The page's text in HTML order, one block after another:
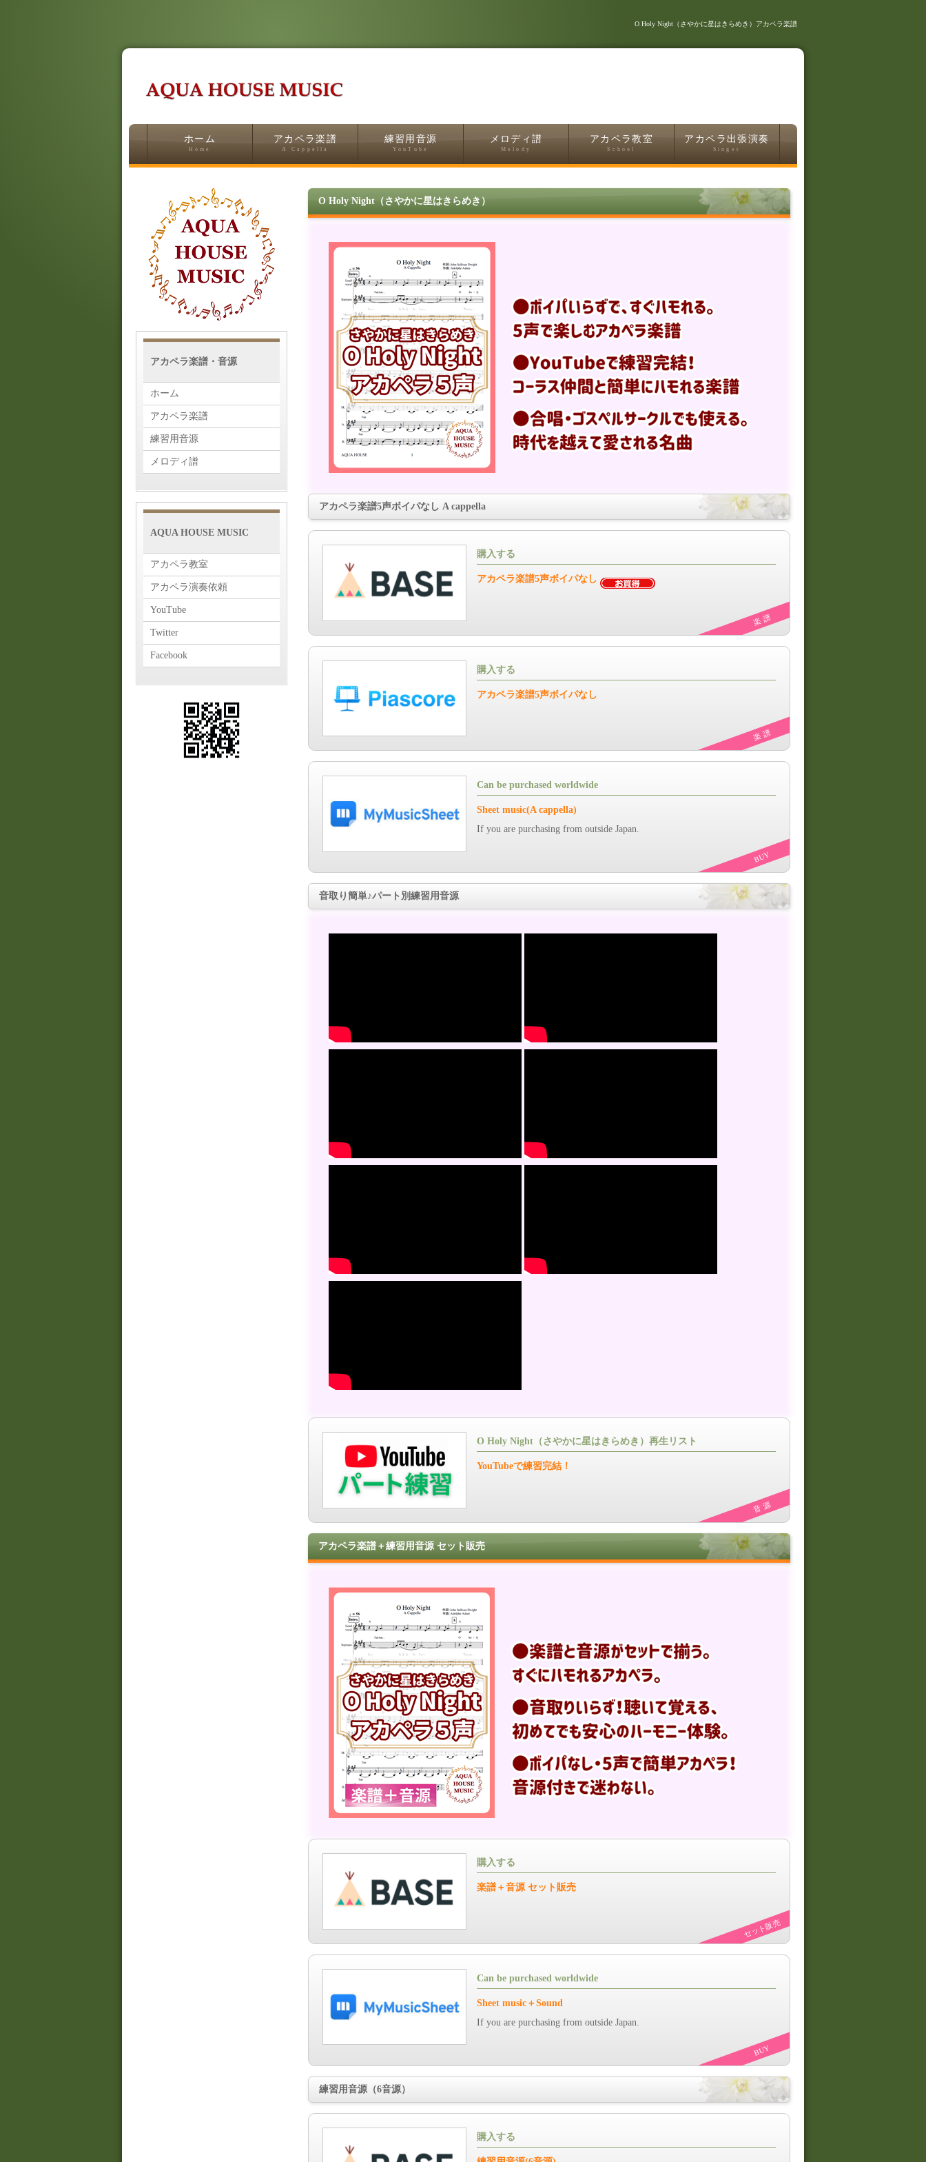
O Holy Night（さやかに星はきらめき）アカペラ楽譜
ホーム
Home
アカペラ楽譜
A Cappella
練習用音源
YouTube
メロディ譜
Melody
アカペラ教室
School
アカペラ出張演奏
Singer
O Holy Night（さやかに星はきらめき）
アカペラ楽譜5声ボイパなし A cappella
購入する
アカペラ楽譜5声ボイパなし
楽 譜
購入する
アカペラ楽譜5声ボイパなし
楽 譜
Can be purchased worldwide
Sheet music(A cappella)
If you are purchasing from outside Japan.
BUY
音取り簡単♪パート別練習用音源
O Holy Night（さやかに星はきらめき）再生リスト
YouTubeで練習完結！
音 源
アカペラ楽譜＋練習用音源 セット販売
購入する
楽譜＋音源 セット販売
セット販売
Can be purchased worldwide
Sheet music＋Sound
If you are purchasing from outside Japan.
BUY
練習用音源（6音源）
購入する
アカペラ楽譜・音源
ホーム
アカペラ楽譜
練習用音源
メロディ譜
AQUA HOUSE MUSIC
アカペラ教室
アカペラ演奏依頼
YouTube
Twitter
Facebook